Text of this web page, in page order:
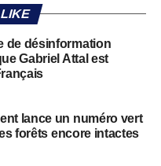
LIKE
de désinformation
Gabriel Attal est
lance un numéro vert
forêts encore intactes